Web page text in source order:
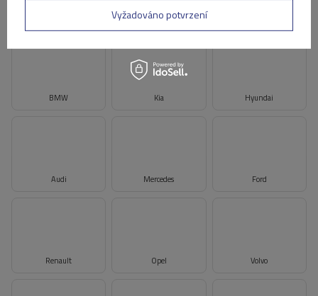
Volkswagen
BMW Kia Hyundai
Audi Mercedes Ford
Renault Opel Volvo
Vyžadováno potvrzení